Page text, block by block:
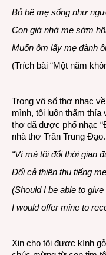
Bỏ bê mẹ sống như
Con giờ nhớ mẹ sớm
Muốn ôm lấy mẹ đành
(Trích bài “Một năm
Trong vô số thơ nhạc
mình, tôi luôn thấm thía
thơ đã được phổ nhạc
nhà thơ Trần Trung Đạo.
“Ví mà tôi đổi thời gian
Ðổi cả thiên thu tiếng
(Should I be able to give
I would offer mine to
Xin cho tôi được kính